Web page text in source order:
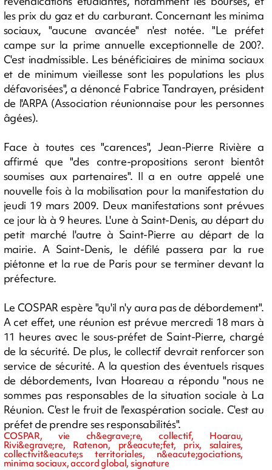
les prix du gaz et du carburant. Concernant les minima
sociaux, "aucune avancée" n'est notée. "Le préfet
campe sur la prime annuelle exceptionnelle de 200?.
C'est inadmissible. Les bénéficiaires de minima sociaux
et de minimum vieillesse sont les populations les plus
défavorisées", a dénoncé Fabrice Tandrayen, président
de l'ARPA (Association réunionnaise pour les personnes
âgées).
Face à toutes ces "carences", Jean-Pierre Rivière a
affirmé que "des contre-propositions seront bientôt
soumises aux partenaires". Il a en outre appelé une
nouvelle fois à la mobilisation pour la manifestation du
jeudi 19 mars 2009. Deux manifestations sont prévues
ce jour là à 9 heures. L'une à Saint-Denis, au départ du
petit marché l'autre à Saint-Pierre au départ de la
mairie. A Saint-Denis, le défilé passera par la rue
piétonne et la rue de Paris pour se terminer devant la
préfecture.
Le COSPAR espère "qu'il n'y aura pas de débordement".
A cet effet, une réunion est prévue mercredi 18 mars à
11 heures avec le sous-préfet de Saint-Pierre, chargé
de la sécurité. De plus, le collectif devrait renforcer son
service de sécurité. A la question des éventuels risques
de débordements, Ivan Hoareau a répondu "nous ne
sommes pas responsables de la situation sociale à La
Réunion. C'est le fruit de l'exaspération sociale. C'est au
préfet de prendre ses responsabilités".
COSPAR, vie ch&egrave;re, collectif, Hoarau,
Rivi&egrave;re, Ratenon, pr&eacute;fet, prix, salaires,
collectivit&eacute;s territoriales, n&eacute;gociations,
minima sociaux, accord global, signature